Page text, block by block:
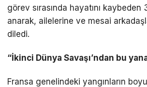
görev sırasında hayatını
anarak, ailelerine ve mesai
diledi.
“İkinci Dünya Savaşı’ndan bu
Fransa genelindeki yangınların